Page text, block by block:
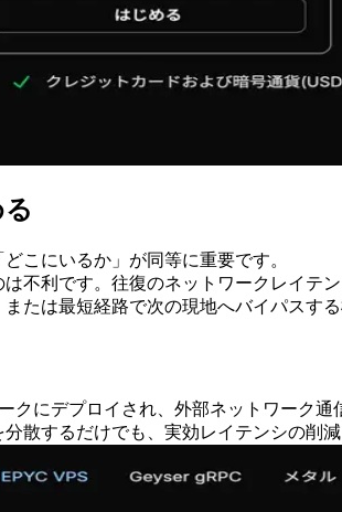
こにいるか」が同等に重要です。
不利です。往復のネットワークレイテ
たは最短経路で次の現地へバイパスす
クにデプロイされ、外部ネットワーク通
散するだけでも、実効レイテンシの削